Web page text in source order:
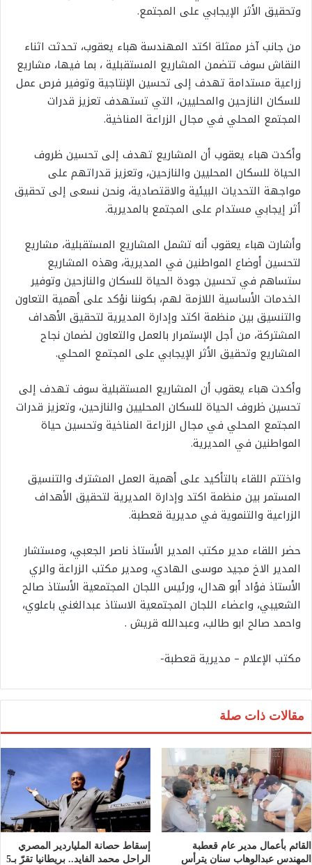
وتحقيق الأثر الإيجابي على المجتمع.
من جانب آخر ممثلة اكتد المهندسة هباء يعقوب، تحدثت اثناء
النقاش سوف تتضمن المشاريع المستقبلية ، بما فيها، مشاريع
زراعية مستدامة تهدف إلى تحسين الإنتاجية وتوفير فرص عمل
للسكان النازحين والمحليين، التي تستهدف تعزيز قدرات
المجتمع المحلي في مجال الزراعة المناخية.
وأكدت هباء يعقوب أن المشاريع تهدف إلى تحسين ظروف
الحياة للسكان المحليين والنازحين، وتعزيز قدراتهم على
مواجهة التحديات البيئية والاقتصادية، ونحن نسعى إلى تحقيق
أثر إيجابي مستدام على المجتمع بالمديرية.
وأشارت هباء يعقوب أنه تشمل المشاريع المستقبلية، مشاريع
لتحسين أوضاع المواطنين في المديرية، وهذه المشاريع
ستساهم في تحسين جودة الحياة للسكان والنازحين وتوفير
الخدمات الأساسية اللازمة لهم، بكوننا نؤكد على أهمية التعاون
والتنسيق بين منظمة اكتد وإدارة المديرية لتحقيق الأهداف
المشتركة، من أجل الإستمرار بالعمل والتعاون لضمان نجاح
المشاريع وتحقيق الأثر الإيجابي على المجتمع المحلي.
وأكدت هباء يعقوب أن المشاريع المستقبلية سوف تهدف إلى
تحسين ظروف الحياة للسكان المحليين والنازحين، وتعزيز قدرات
المجتمع المحلي في مجال الزراعة المناخية وتحسين حياة
المواطنين في المديرية.
واختتم اللقاء بالتأكيد على أهمية العمل المشترك والتنسيق
المستمر بين منظمة اكتد وإدارة المديرية لتحقيق الأهداف
الزراعية والتنموية في مديرية قعطبة.
حضر اللقاء مدير مكتب المدير الأستاذ ناصر الجعبي، ومستشار
المدير الاخ مجيد موسى الهادي، ومدير مكتب الزراعة والري
الأستاذ فؤاد أبو هدال، ورئيس اللجان المجتمعية الأستاذ صالح
الشعيبي، واعضاء اللجان المجتمعية الاستاذ عبدالغني باعلوي،
واحمد صالح ابو طالب، وعبدالله قريش .
مكتب الإعلام – مديرية قعطبة-
مقالات ذات صلة
القائم بأعمال مدير عام قعطبة
المهندس عبدالوهاب سنان يترأس
إسقاط حصانة الملياردير المصري
الراحل محمد الفايد.. بريطانيا تقرّ بـ5